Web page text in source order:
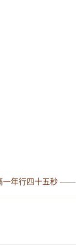
一年行四十五秒 ——